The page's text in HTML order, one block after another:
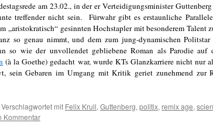
am 23.02., in der er Verteidigungsminister Guttenberg
treffender nicht sein. Fürwahr gibt es erstaunliche
„aristokratisch“ gesinnten Hochstapler mit besonderem Talent
so genau nimmt, und dem zum jung-dynamischen Politstar
so wie der unvollendet gebliebene Roman als Parodie auf
(à la Goethe) gedacht war, wurde KTs Glanzkarriere nicht nur
sein Gebaren im Umgang mit Kritik geriet zunehmend zur
Verschlagwortet mit Felix Krull, Guttenberg, politix, remix age,
Kommentar